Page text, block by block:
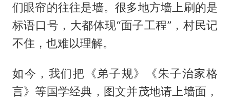
们眼帘的往往是墙。很多地方墙上刷的是
标语口号，大都体现“面子工程”，村民记
不住，也难以理解。
如今，我们把《弟子规》《朱子治家格
言》等国学经典，图文并茂地请上墙面，